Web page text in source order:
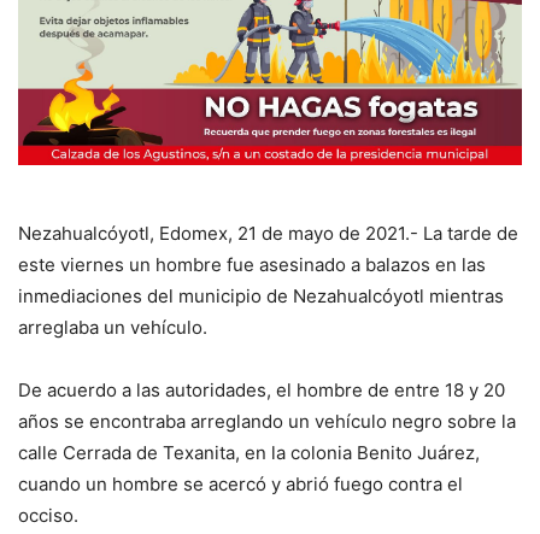
Nezahualcóyotl, Edomex, 21 de mayo de 2021.- La tarde de
este viernes un hombre fue asesinado a balazos en las
inmediaciones del municipio de Nezahualcóyotl mientras
arreglaba un vehículo.
De acuerdo a las autoridades, el hombre de entre 18 y 20
años se encontraba arreglando un vehículo negro sobre la
calle Cerrada de Texanita, en la colonia Benito Juárez,
cuando un hombre se acercó y abrió fuego contra el
occiso.